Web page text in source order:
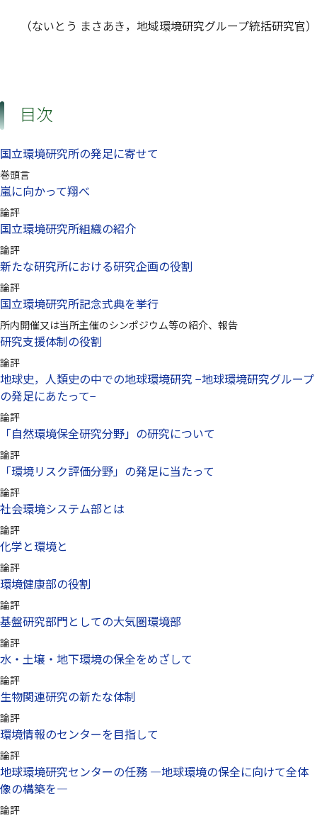
（ないとう まさあき，地域環境研究グループ統括研究官）
目次
国立環境研究所の発足に寄せて
巻頭言
嵐に向かって翔べ
論評
国立環境研究所組織の紹介
論評
新たな研究所における研究企画の役割
論評
国立環境研究所記念式典を挙行
所内開催又は当所主催のシンポジウム等の紹介、報告
研究支援体制の役割
論評
地球史，人類史の中での地球環境研究 −地球環境研究グループ
の発足にあたって−
論評
「自然環境保全研究分野」の研究について
論評
「環境リスク評価分野」の発足に当たって
論評
社会環境システム部とは
論評
化学と環境と
論評
環境健康部の役割
論評
基盤研究部門としての大気圏環境部
論評
水・土壌・地下環境の保全をめざして
論評
生物関連研究の新たな体制
論評
環境情報のセンターを目指して
論評
地球環境研究センターの任務 —地球環境の保全に向けて全体
像の構築を—
論評